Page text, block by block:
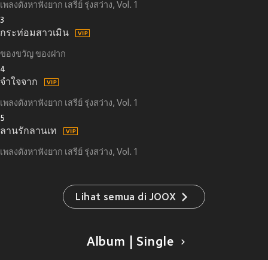
เพลงดังหาฟังยาก เสรีย์ รุ่งสว่าง, Vol. 1
3
กระท่อมสาวเมิน
ของขวัญ ของฝาก
4
จำใจจาก
เพลงดังหาฟังยาก เสรีย์ รุ่งสว่าง, Vol. 1
5
ลานรักลานเท
เพลงดังหาฟังยาก เสรีย์ รุ่งสว่าง, Vol. 1
Lihat semua di JOOX
Album | Single